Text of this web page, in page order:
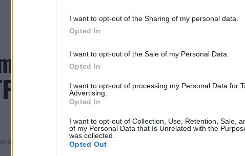
I want to opt-out of the Sharing of my personal data.
Opted In
I want to opt-out of the Sale of my Personal Data.
Opted In
I want to opt-out of processing my Personal Data for
Advertising.
Opted In
I want to opt-out of Collection, Use, Retention, Sale,
of my Personal Data that Is Unrelated with the
was collected.
Opted Out
Estoril Open 2026”
com vitória do francês